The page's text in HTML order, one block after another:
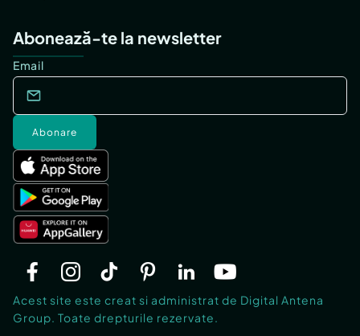
Abonează-te la newsletter
Email
Abonare
Acest site este creat si administrat de Digital Antena
Group. Toate drepturile rezervate.